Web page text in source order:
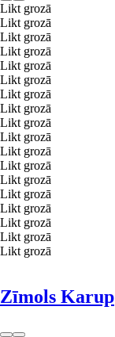
Likt grozā
Likt grozā
Likt grozā
Likt grozā
Likt grozā
Likt grozā
Likt grozā
Likt grozā
Likt grozā
Likt grozā
Likt grozā
Likt grozā
Likt grozā
Likt grozā
Likt grozā
Likt grozā
Likt grozā
Likt grozā
Zīmols Karup